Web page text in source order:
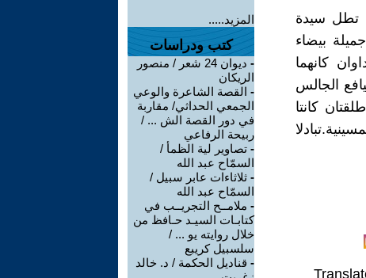
تطل سيدة
بيضاء
كانهما
الجالس
كانتا
المزيد.....
كتب ودراسات
-
ديوان 24 شعر / منصور
الريكان
- القصة الشاعرة والوعي
الجمعي الحداثي/ مقاربة
في دور القصة الش ... /
ربيحة الرفاعي
- تصاوير لية الظمأ /
السمّاح عبد الله
- ثلاثاءات عابر سبيل /
السمّاح عبد الله
- ملامــح التجريــب في
كتابـات السيـد حـافظ من
خلال روايته يو ... /
سلسبيل كريبع
- قناديل الحكمة / د. خالد